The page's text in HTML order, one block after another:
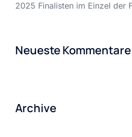
2025 Finalisten im Einzel der
Neueste Kommentare
Archive